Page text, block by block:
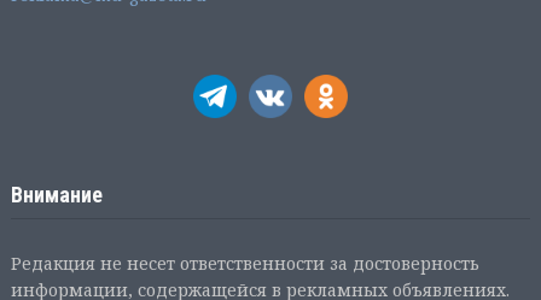
Внимание
Редакция не несет ответственности за достоверность
информации, содержащейся в рекламных объявлениях.